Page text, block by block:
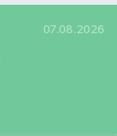
07.08.2026